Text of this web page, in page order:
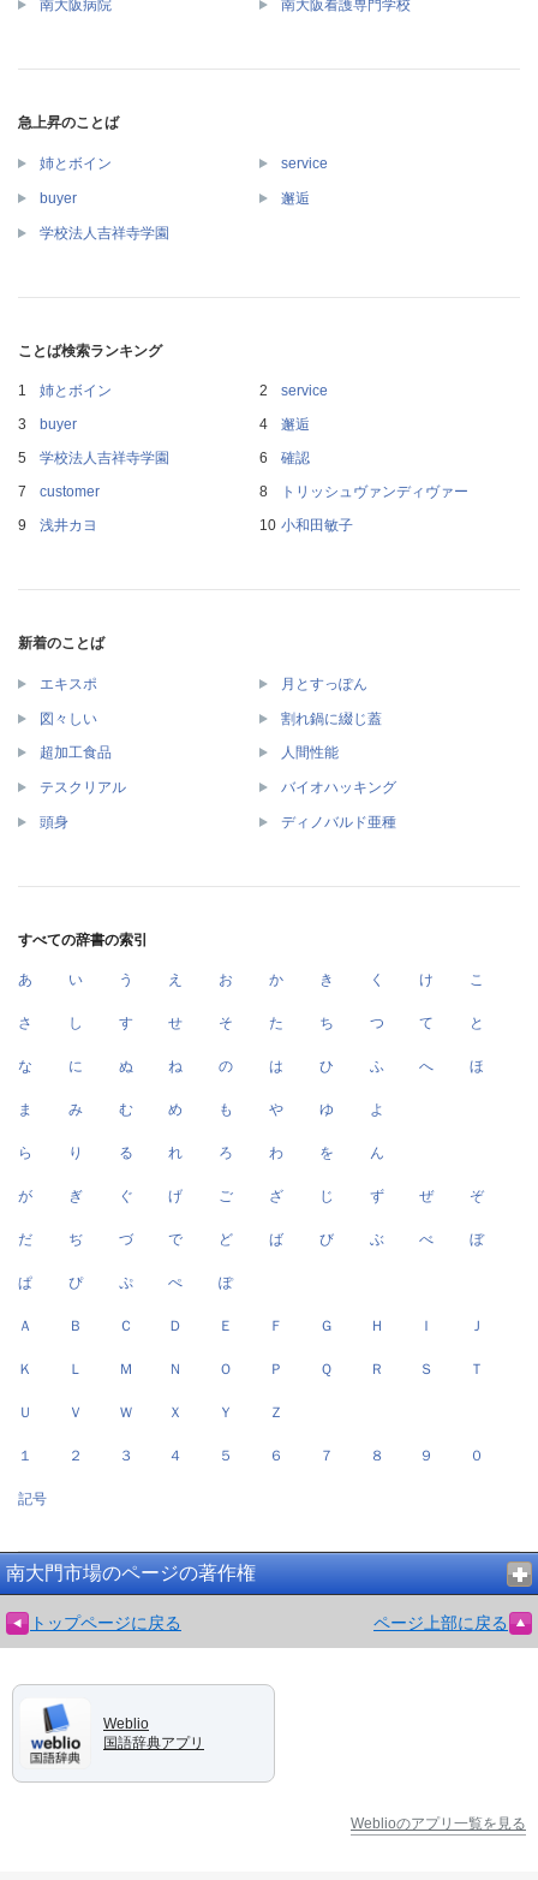
南大阪病院 南大阪看護専門学校
急上昇のことば
姉とボイン service
buyer 邂逅
学校法人吉祥寺学園
ことば検索ランキング
姉とボイン
service
buyer
邂逅
学校法人吉祥寺学園
確認
customer
トリッシュヴァンディヴァー
浅井カヨ
小和田敏子
新着のことば
エキスポ 月とすっぽん
図々しい 割れ鍋に綴じ蓋
超加工食品 人間性能
テスクリアル バイオハッキング
頭身 ディノバルド亜種
すべての辞書の索引
あ い う え お か き く け こ
さ し す せ そ た ち つ て と
な に ぬ ね の は ひ ふ へ ほ
ま み む め も や ゆ よ
ら り る れ ろ わ を ん
が ぎ ぐ げ ご ざ じ ず ぜ ぞ
だ ぢ づ で ど ば び ぶ べ ぼ
ぱ ぴ ぷ ぺ ぽ
Ａ Ｂ Ｃ Ｄ Ｅ Ｆ Ｇ Ｈ Ｉ Ｊ
Ｋ Ｌ Ｍ Ｎ Ｏ Ｐ Ｑ Ｒ Ｓ Ｔ
Ｕ Ｖ Ｗ Ｘ Ｙ Ｚ
１ ２ ３ ４ ５ ６ ７ ８ ９ ０
記号
南大門市場のページの著作権
トップページに戻る ページ上部に戻る
Weblio
国語辞典アプリ
Weblioのアプリ一覧を見る